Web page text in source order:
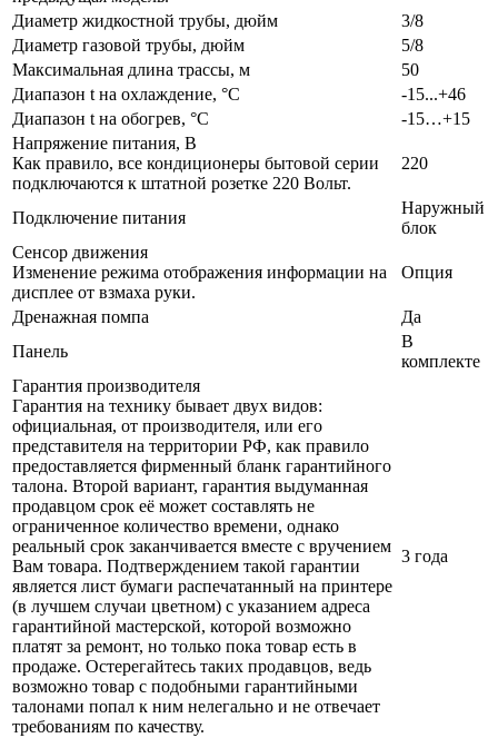
Диаметр жидкостной трубы, дюйм
3/8
Диаметр газовой трубы, дюйм
5/8
Максимальная длина трассы, м
50
Диапазон t на охлаждение, °С
-15...+46
Диапазон t на обогрев, °С
-15…+15
Напряжение питания, В
Как правило, все кондиционеры бытовой серии
подключаются к штатной розетке 220 Вольт.
220
Подключение питания
Наружный
блок
Сенсор движения
Изменение режима отображения информации на
дисплее от взмаха руки.
Опция
Дренажная помпа
Да
Панель
В
комплекте
Гарантия производителя
Гарантия на технику бывает двух видов:
официальная, от производителя, или его
представителя на территории РФ, как правило
предоставляется фирменный бланк гарантийного
талона. Второй вариант, гарантия выдуманная
продавцом срок её может составлять не
ограниченное количество времени, однако
реальный срок заканчивается вместе с вручением
Вам товара. Подтверждением такой гарантии
является лист бумаги распечатанный на принтере
(в лучшем случаи цветном) с указанием адреса
гарантийной мастерской, которой возможно
платят за ремонт, но только пока товар есть в
продаже. Остерегайтесь таких продавцов, ведь
возможно товар с подобными гарантийными
талонами попал к ним нелегально и не отвечает
требованиям по качеству.
3 года